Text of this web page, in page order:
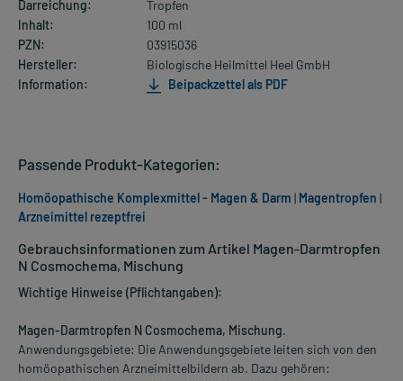
Darreichung:
Tropfen
Inhalt:
100 ml
PZN:
03915036
Hersteller:
Biologische Heilmittel Heel GmbH
Information:
Beipackzettel als PDF
Gebrauchsinformationen zum Artikel Magen-Darmtropfen
N Cosmochema, Mischung
Wichtige Hinweise (Pflichtangaben):
Magen-Darmtropfen N Cosmochema, Mischung.
Anwendungsgebiete: Die Anwendungsgebiete leiten sich von den
homöopathischen Arzneimittelbildern ab. Dazu gehören:
Passende Produkt-Kategorien:
Homöopathische Komplexmittel - Magen & Darm | Magentropfen |
Arzneimittel rezeptfrei